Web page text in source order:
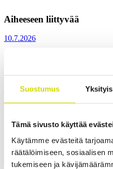
Suostumus
Tämä sivusto käyttää
Käytämme evästeitä
räätälöimiseen, sosiaalisen
tukemiseen ja
Aiheeseen liittyvää
10.7.2026
Jukurien tulevan
Casemetin
Jesper Myrenberg
Juhlimme
Teknologiapäivän ja
merkeissä